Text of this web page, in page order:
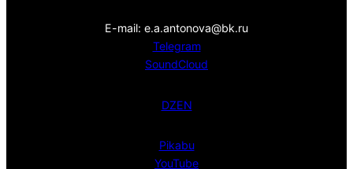
E-mail: e.a.antonova@bk.ru
Telegram
SoundCloud
DZEN
Pikabu
YouTube